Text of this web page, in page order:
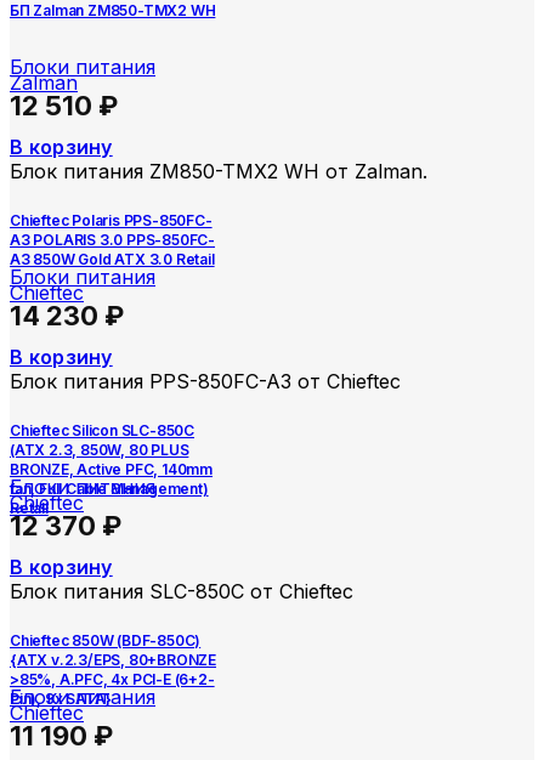
БП Zalman ZM850-TMX2 WH
Блоки питания
Zalman
12 510 ₽
В корзину
Блок питания ZM850-TMX2 WH от Zalman.
Chieftec Polaris PPS-850FC-
A3 POLARIS 3.0 PPS-850FC-
A3 850W Gold ATX 3.0 Retail
Блоки питания
Chieftec
14 230 ₽
В корзину
Блок питания PPS-850FC-A3 от Chieftec
Chieftec Silicon SLC-850C
(ATX 2.3, 850W, 80 PLUS
BRONZE, Active PFC, 140mm
fan, Full Cable Management)
Retail
Блоки питания
Chieftec
12 370 ₽
В корзину
Блок питания SLC-850C от Chieftec
Chieftec 850W (BDF-850C)
{ATX v.2.3/EPS, 80+BRONZE
>85%, A.PFC, 4x PCI-E (6+2-
Pin), 9x SATA}
Блоки питания
Chieftec
11 190 ₽